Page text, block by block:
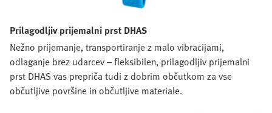
Prilagodljiv prijemalni prst DHAS
Nežno prijemanje, transportiranje z malo vibracijami,
odlaganje brez udarcev – fleksibilen, prilagodljiv prijemalni
prst DHAS vas prepriča tudi z dobrim občutkom za vse
občutljive površine in občutljive materiale.